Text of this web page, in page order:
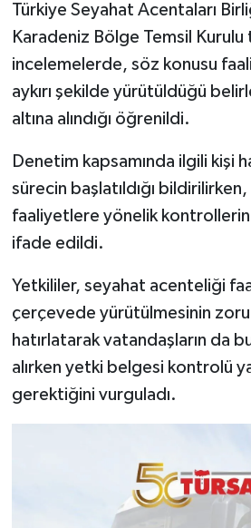
Türkiye Seyahat Acentaları
Karadeniz Bölge Temsil Kurulu
incelemelerde, söz konusu
aykırı şekilde yürütüldüğü
altına alındığı öğrenildi.
Denetim kapsamında ilgili kişi
sürecin başlatıldığı
faaliyetlere yönelik
ifade edildi.
Yetkililer, seyahat acenteliği
çerçevede yürütülmesinin
hatırlatarak vatandaşların da
alırken yetki belgesi kontrolü
gerektiğini vurguladı.
Politika
Resmi İlan
Röportaj
Sağlık
SİYASET
Ulusal
Yaşam